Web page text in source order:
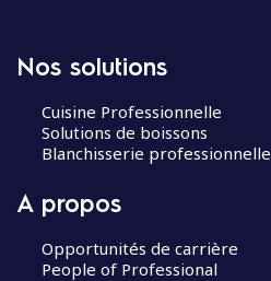
Nos solutions
Cuisine Professionnelle
Solutions de boissons
Blanchisserie professionnelle
A propos
Opportunités de carrière
People of Professional